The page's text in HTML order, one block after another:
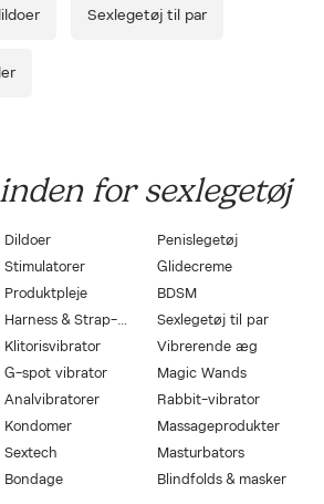
Sexlegetøj til par
for sexlegetøj
Dildoer
Penislegetøj
Stimulatorer
Glidecreme
Produktpleje
BDSM
Harness & Strap-On
Sexlegetøj til par
Klitorisvibrator
Vibrerende æg
G-spot vibrator
Magic Wands
Analvibratorer
Rabbit-vibrator
Kondomer
Massageprodukter
Sextech
Masturbators
Bondage Blindfolds & masker